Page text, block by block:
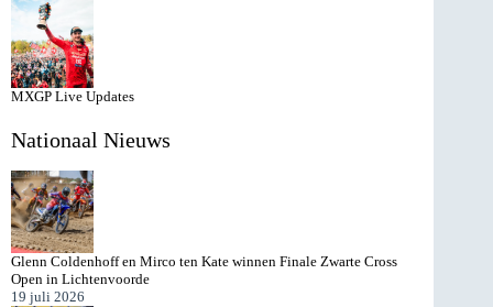
MXGP Live Updates
Nationaal Nieuws
Glenn Coldenhoff en Mirco ten Kate winnen Finale Zwarte Cross
Open in Lichtenvoorde
19 juli 2026